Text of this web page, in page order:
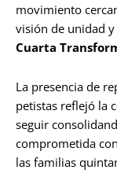
movimiento
visión de unidad
Cuarta
La presencia de
petistas reflejó la
seguir
comprometida
las familias